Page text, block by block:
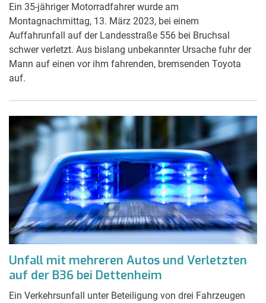
Ein 35-jähriger Motorradfahrer wurde am
Montagnachmittag, 13. März 2023, bei einem
Auffahrunfall auf der Landesstraße 556 bei Bruchsal
schwer verletzt. Aus bislang unbekannter Ursache fuhr der
Mann auf einen vor ihm fahrenden, bremsenden Toyota
auf.
Unfall mit mehreren Autos und Verletzten
auf der B36 bei Dettenheim
Ein Verkehrsunfall unter Beteiligung von drei Fahrzeugen